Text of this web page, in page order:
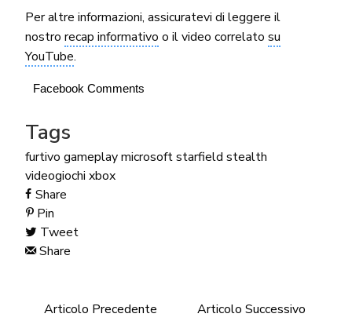
Per altre informazioni, assicuratevi di leggere il
nostro recap informativo o il video correlatosu
YouTube.
Facebook Comments
Tags
furtivo gameplaymicrosoftstarfield stealth
videogiochi xbox
Share
Pin
Tweet
Share
Articolo Precedente
Articolo Successivo